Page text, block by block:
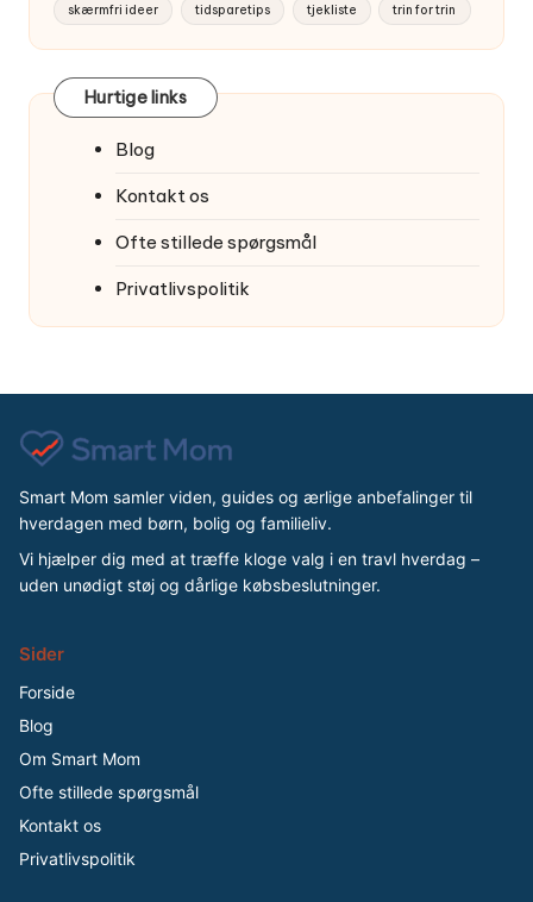
skærmfri ideer tidsparetips tjekliste trin for trin
Hurtige links
Blog
Kontakt os
Ofte stillede spørgsmål
Privatlivspolitik
Smart Mom samler viden, guides og ærlige anbefalinger til
hverdagen med børn, bolig og familieliv.
Vi hjælper dig med at træffe kloge valg i en travl hverdag –
uden unødigt støj og dårlige købsbeslutninger.
Sider
Forside
Blog
Om Smart Mom
Ofte stillede spørgsmål
Kontakt os
Privatlivspolitik